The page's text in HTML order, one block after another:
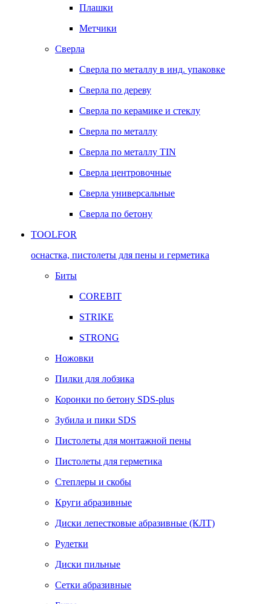
Плашки
Метчики
Сверла
Сверла по металлу в инд. упаковке
Сверла по дереву
Сверла по керамике и стеклу
Сверла по металлу
Сверла по металлу TIN
Сверла центровочные
Сверла универсальные
Сверла по бетону
TOOLFOR
оснастка, пистолеты для пены и герметика
Биты
COREBIT
STRIKE
STRONG
Ножовки
Пилки для лобзика
Коронки по бетону SDS-plus
Зубила и пики SDS
Пистолеты для монтажной пены
Пистолеты для герметика
Степлеры и скобы
Круги абразивные
Диски лепестковые абразивные (КЛТ)
Рулетки
Диски пильные
Сетки абразивные